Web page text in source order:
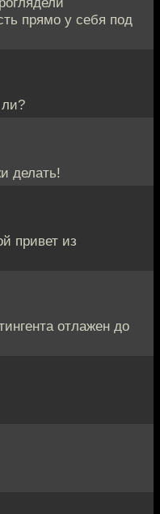
прямо у себя под
делать!
привет из
отлажен до